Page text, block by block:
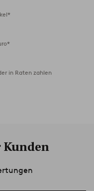
in Raten zahlen
Kunden